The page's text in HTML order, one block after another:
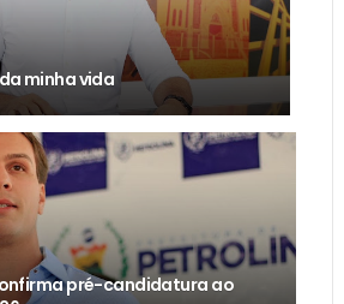
minha vida
pré-candidatura ao